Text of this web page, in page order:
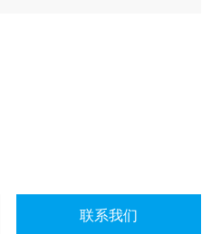
联系我们